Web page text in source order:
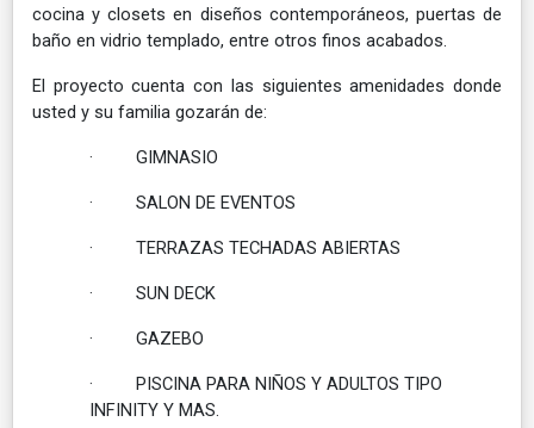
cocina y closets en diseños contemporáneos, puertas de
baño en vidrio templado, entre otros finos acabados.
El proyecto cuenta con las siguientes amenidades donde
usted y su familia gozarán de:
· GIMNASIO
· SALON DE EVENTOS
· TERRAZAS TECHADAS ABIERTAS
· SUN DECK
· GAZEBO
· PISCINA PARA NIÑOS Y ADULTOS TIPO
INFINITY Y MAS.